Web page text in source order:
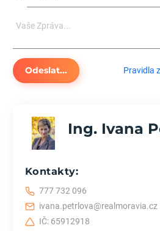
Odeslat... Pravidla
Ing. Ivana
Kontakty:
777 732 096
ivana.petrlova@realmoravia.cz
IČ: 65912918